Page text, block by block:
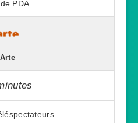
Arte